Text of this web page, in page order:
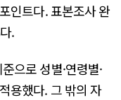
인트다. 표본조사 완
.
으로 성별·연령별·
용했다. 그 밖의 자